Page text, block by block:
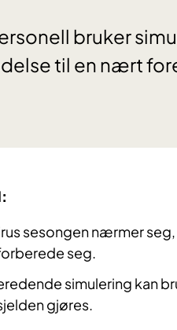
bruker
til en nært
sesongen nærmer
seg.
simulering kan
gjøres.